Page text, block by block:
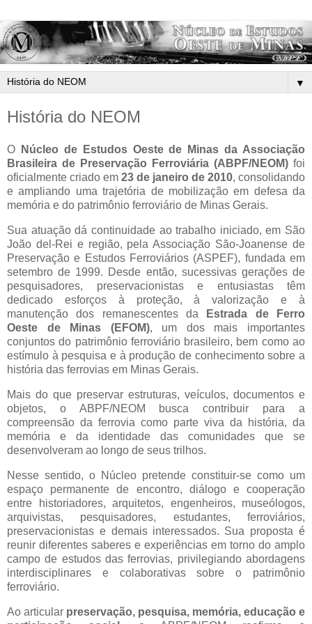
▼
História do NEOM
O
Núcleo de Estudos Oeste de Minas da Associação
Brasileira de Preservação Ferroviária (ABPF/NEOM) foi
oficialmente criado em 23 de janeiro de 2010, consolidando
e ampliando uma trajetória de mobilização em defesa da
memória e do patrimônio ferroviário de Minas Gerais.
Sua atuação dá continuidade ao trabalho iniciado, em São
João del-Rei e região, pela Associação São-Joanense de
Preservação e Estudos Ferroviários (ASPEF), fundada em
setembro de 1999. Desde então, sucessivas gerações de
pesquisadores, preservacionistas e entusiastas têm
dedicado esforços à proteção, à valorização e à
manutenção dos remanescentes da
Estrada de Ferro
Oeste de Minas (EFOM), um dos mais importantes
conjuntos do patrimônio ferroviário brasileiro, bem como ao
estímulo à pesquisa e à produção de conhecimento sobre a
história das ferrovias em Minas Gerais.
Mais do que preservar estruturas, veículos, documentos e
objetos, o ABPF/NEOM busca contribuir para a
compreensão da ferrovia como parte viva da história, da
memória e da identidade das comunidades que se
desenvolveram ao longo de seus trilhos.
Nesse sentido, o Núcleo pretende constituir-se como um
espaço permanente de encontro, diálogo e cooperação
entre historiadores, arquitetos, engenheiros, museólogos,
arquivistas, pesquisadores, estudantes, ferroviários,
preservacionistas e demais interessados. Sua proposta é
reunir diferentes saberes e experiências em torno do amplo
campo de estudos das ferrovias, privilegiando abordagens
interdisciplinares e colaborativas sobre o patrimônio
ferroviário.
Ao articular preservação, pesquisa, memória, educação e